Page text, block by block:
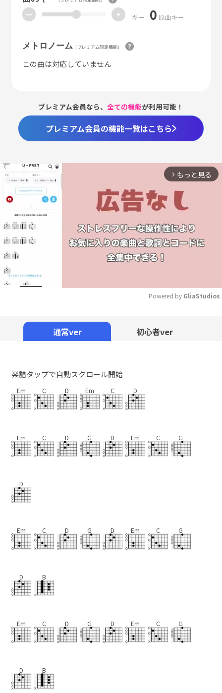
ー + キー 0 原曲キー
メトロノーム （プレミアム限定機能）
この曲は対応していません
プレミアム会員なら、全ての機能が利用可能！
プレミアム会員の機能一覧はこちら
arrow_forward_ios もっと見る
Powered by GliaStudios
通常ver 初心者ver
楽譜タップで自動スクロール開始
Em C D Em C D
Em C D G D Em C G
D
Em C D G D Em C G
D B
Em C D G D Em C G
D B